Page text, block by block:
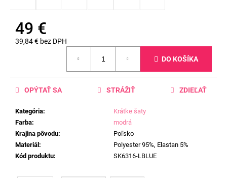
49 €
39,84 € bez DPH
DO KOŠÍKA
Kategória:
Krátke šaty
Farba:
modrá
Krajina pôvodu:
Poľsko
Materiál :
Polyester 95%, Elastan 5%
Kód produktu: SK6316-LBLUE
OPÝTAŤ SA STRÁŽIŤ ZDIEĽAŤ